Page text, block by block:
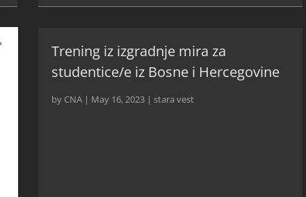
Trening iz izgradnje mira za
studentice/e iz Bosne i Hercegovine
by CNA | May 16, 2023 |stara vest